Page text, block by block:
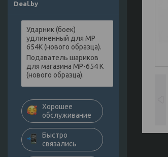
Deal.by
Ударник (боек)
удлиненный для МР
654К (нового образца).
Подаватель шариков
для магазина МР-654 К
(нового образца).
Хорошее
обслуживание
Быстро
связались